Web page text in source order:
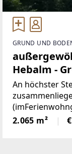
GRUND UND
Hebalm -
An höchster
angeboten!
inSumme
2.065 m²